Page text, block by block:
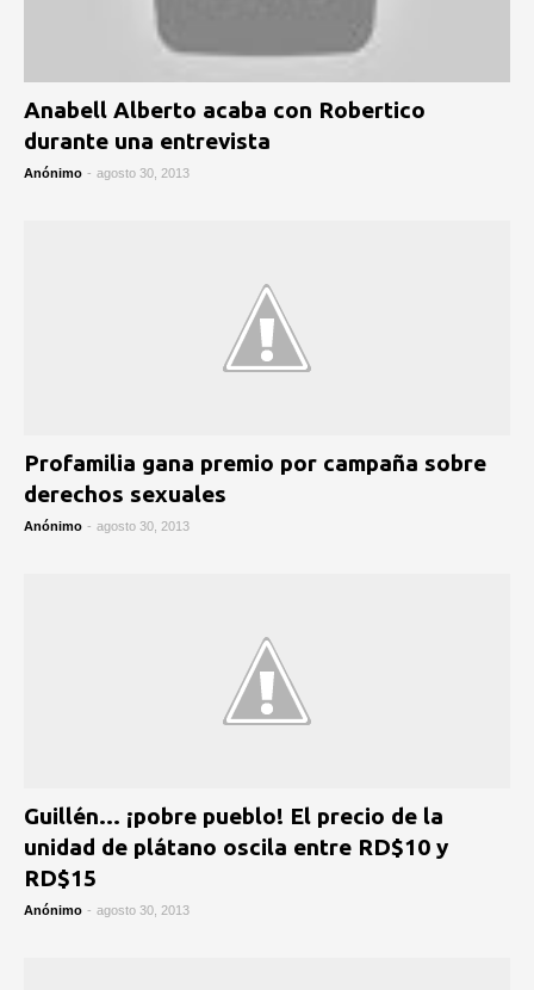
Anabell Alberto acaba con Robertico
durante una entrevista
Anónimo - agosto 30, 2013
Profamilia gana premio por campaña sobre
derechos sexuales
Anónimo - agosto 30, 2013
Guillén... ¡pobre pueblo!‏ El precio de la
unidad de plátano oscila entre RD$10 y
Anónimo - agosto 30, 2013